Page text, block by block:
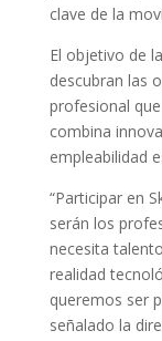
clave de la
El objetivo de
descubran las
profesional
combina
empleabilidad
“Participar en
serán los
necesita
realidad
queremos ser
señalado la